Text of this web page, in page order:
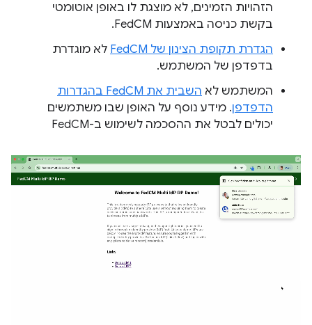
הזהויות הזמינים, לא מוצגת לו באופן אוטומטי
בקשת כניסה באמצעות FedCM.
הגדרת תקופת הצינון של FedCM
לא מוגדרת
בדפדפן של המשתמש.
המשתמש לא
השבית את FedCM בהגדרות
הדפדפן. מידע נוסף על האופן שבו משתמשים
יכולים לבטל את ההסכמה לשימוש ב-FedCM